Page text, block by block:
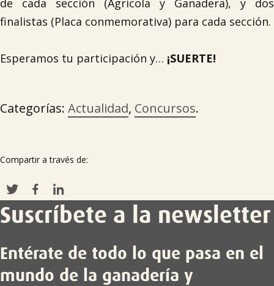
de cada sección (Agrícola y Ganadera), y dos
finalistas (Placa conmemorativa) para cada sección.
Esperamos tu participación y… ¡SUERTE!
Categorías: Actualidad, Concursos.
Compartir a través de:
Suscríbete a la newsletter
Entérate de todo lo que pasa en el
mundo de la ganadería y